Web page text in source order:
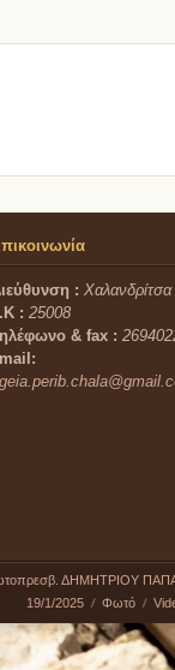
: Χαλανδρίτσα
: 25008
& fax :
ΔΗΜΗΤΡΙΟΥ
19/1/2025
Φωτό